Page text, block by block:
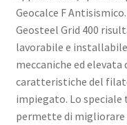
Geocalce F Antisismico.
Geosteel Grid 400
lavorabile e
meccaniche ed
caratteristiche del
impiegato. Lo
permette di migliorare